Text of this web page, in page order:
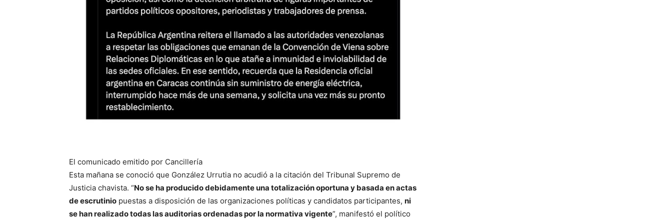
El comunicado emitido por Cancillería
Esta mañana se conoció que González Urrutia no acudió a la citación del Tribunal Supremo de
Justicia chavista. “No se ha producido debidamente una totalización oportuna y basada en actas
de escrutinio puestas a disposición de las organizaciones políticas y candidatos participantes, ni
se han realizado todas las auditorias ordenadas por la normativa vigente”, manifestó el político